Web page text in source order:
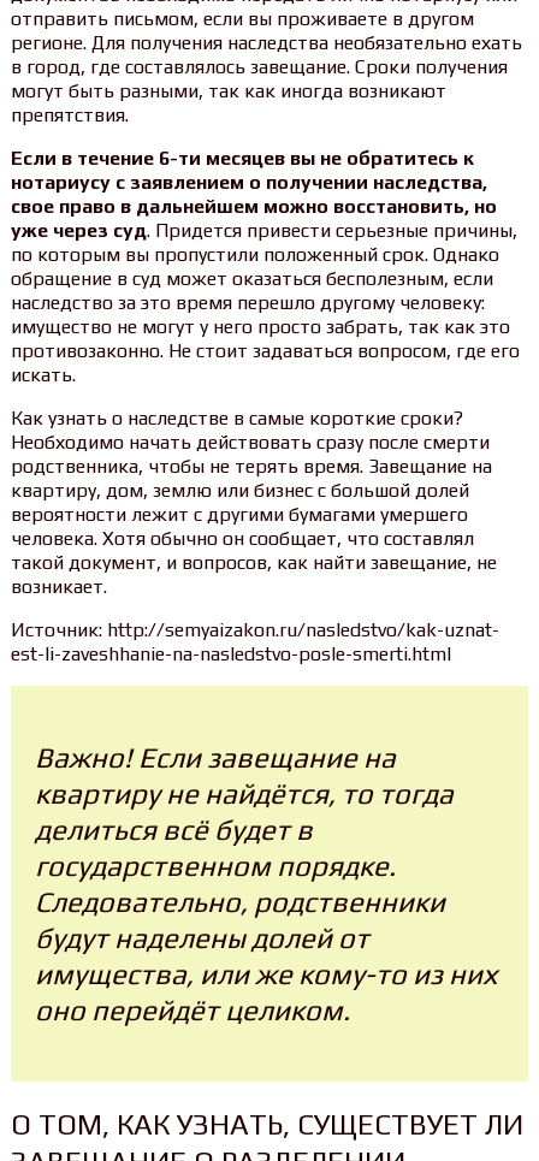
отправить письмом, если вы проживаете в другом
регионе. Для получения наследства необязательно ехать
в город, где составлялось завещание. Сроки получения
могут быть разными, так как иногда возникают
препятствия.
Если в течение 6-ти месяцев вы не обратитесь к
нотариусу с заявлением о получении наследства,
свое право в дальнейшем можно восстановить, но
уже через суд. Придется привести серьезные причины,
по которым вы пропустили положенный срок. Однако
обращение в суд может оказаться бесполезным, если
наследство за это время перешло другому человеку:
имущество не могут у него просто забрать, так как это
противозаконно. Не стоит задаваться вопросом, где его
искать.
Как узнать о наследстве в самые короткие сроки?
Необходимо начать действовать сразу после смерти
родственника, чтобы не терять время. Завещание на
квартиру, дом, землю или бизнес с большой долей
вероятности лежит с другими бумагами умершего
человека. Хотя обычно он сообщает, что составлял
такой документ, и вопросов, как найти завещание, не
возникает.
Источник: http://semyaizakon.ru/nasledstvo/kak-uznat-
est-li-zaveshhanie-na-nasledstvo-posle-smerti.html
Важно! Если завещание на
квартиру не найдётся, то тогда
делиться всё будет в
государственном порядке.
Следовательно, родственники
будут наделены долей от
имущества, или же кому-то из них
оно перейдёт целиком.
О ТОМ, КАК УЗНАТЬ, СУЩЕСТВУЕТ ЛИ